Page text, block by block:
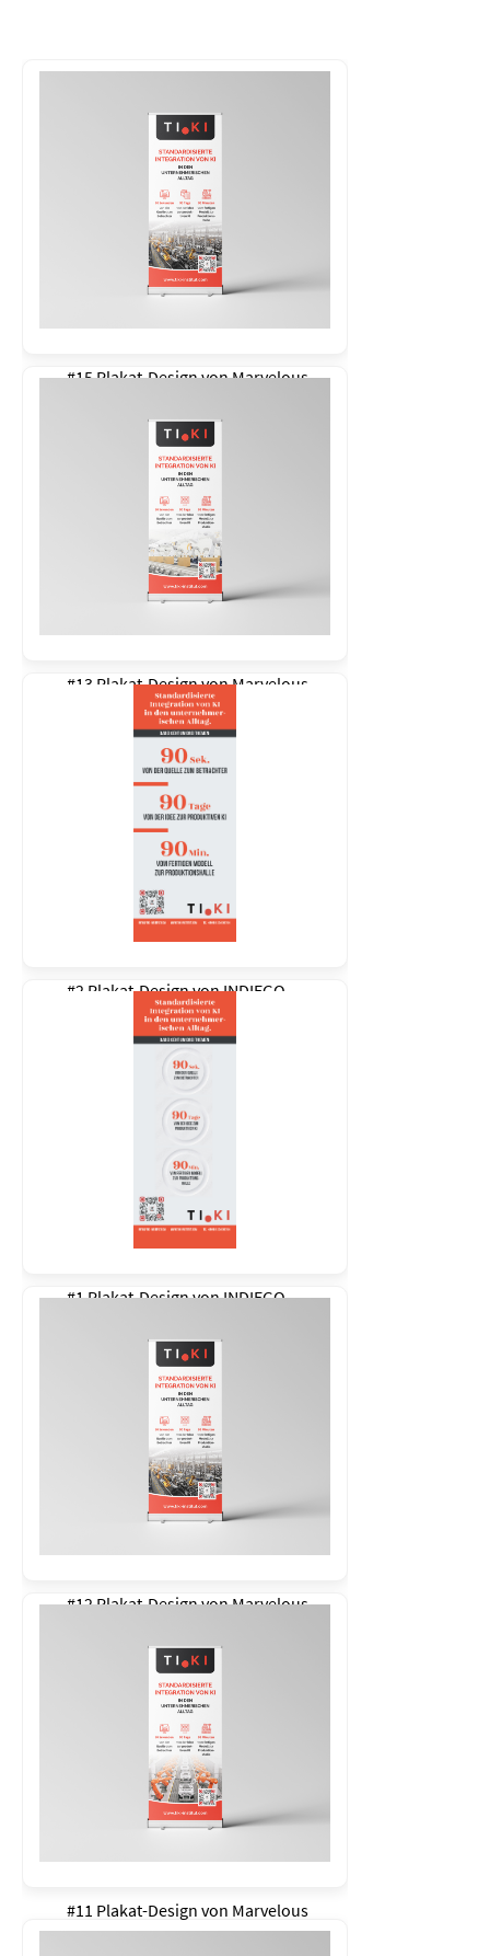
#15 Plakat-Design vonMarvelous
#13 Plakat-Design vonMarvelous
#2 Plakat-Design vonINDIEGO
#1 Plakat-Design vonINDIEGO
#12 Plakat-Design vonMarvelous
#11 Plakat-Design von Marvelous